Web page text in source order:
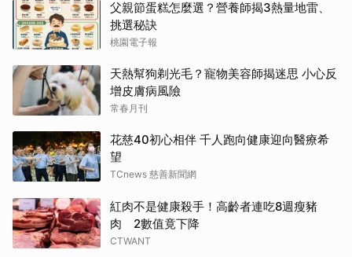
父親節蛋糕怎麼選？營養師揭3熱量地雷、
挑選秘訣
桃園電子報
天熱幫狗剃光毛？寵物美容師揭迷思 小心反
增皮膚病風險
常春月刊
花慈40初心相伴 千人跑向健康迎向醫療希
望
TCnews 慈善新聞網
紅肉不是健康殺手！高齡者連吃8週瘦豬
肉 2數值竟下降
CTWANT